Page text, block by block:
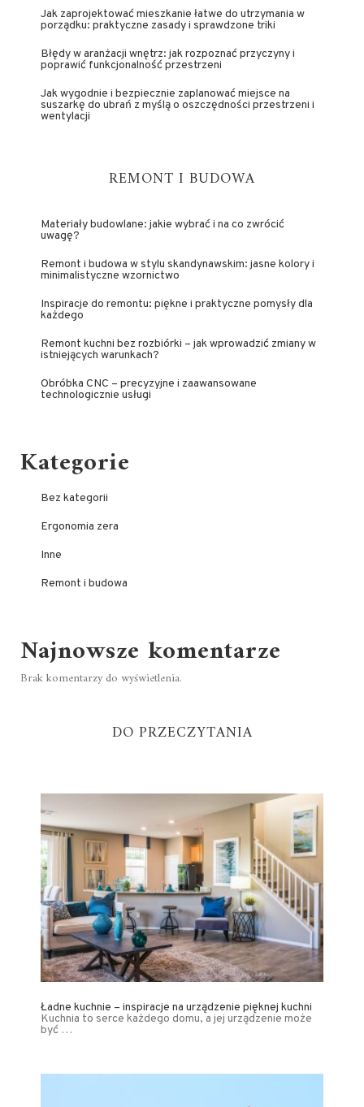
Jak zaprojektować mieszkanie łatwe do utrzymania w
porządku: praktyczne zasady i sprawdzone triki
Błędy w aranżacji wnętrz: jak rozpoznać przyczyny i
poprawić funkcjonalność przestrzeni
Jak wygodnie i bezpiecznie zaplanować miejsce na
suszarkę do ubrań z myślą o oszczędności przestrzeni i
wentylacji
REMONT I BUDOWA
Materiały budowlane: jakie wybrać i na co zwrócić
uwagę?
Remont i budowa w stylu skandynawskim: jasne kolory i
minimalistyczne wzornictwo
Inspiracje do remontu: piękne i praktyczne pomysły dla
każdego
Remont kuchni bez rozbiórki – jak wprowadzić zmiany w
istniejących warunkach?
Obróbka CNC – precyzyjne i zaawansowane
technologicznie usługi
Kategorie
Bez kategorii
Ergonomia zera
Inne
Remont i budowa
Najnowsze komentarze
Brak komentarzy do wyświetlenia.
DO PRZECZYTANIA
Ładne kuchnie – inspiracje na urządzenie pięknej kuchni
Kuchnia to serce każdego domu, a jej urządzenie może
być …